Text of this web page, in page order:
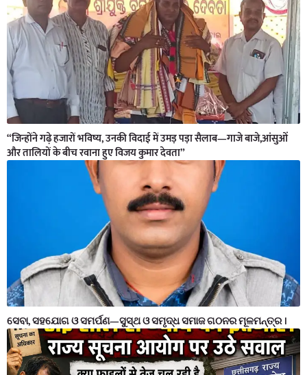
“जिन्होंने गढ़े हजारों भविष्य, उनकी विदाई में उमड़ पड़ा सैलाब—गाजे बाजे,आंसुओं
और तालियों के बीच रवाना हुए विजय कुमार देवता”
ସେବା, ସହଯୋଗ ଓ ସମର୍ପଣ—ସୁସ୍ଥ ଓ ସମୃଦ୍ଧ ସମାଜ ଗଠନର ମୂଳମନ୍ତ୍ର ।